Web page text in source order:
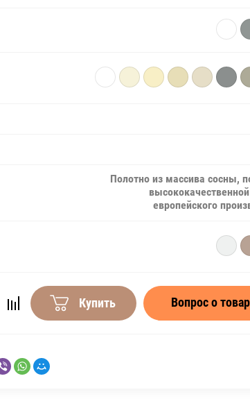
Полотно из массива сосны,
европейского
Купить Вопрос о